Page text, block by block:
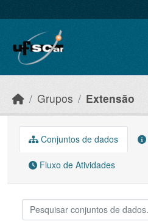
Grupos Extensão
Conjuntos de dados
Fluxo de Atividades